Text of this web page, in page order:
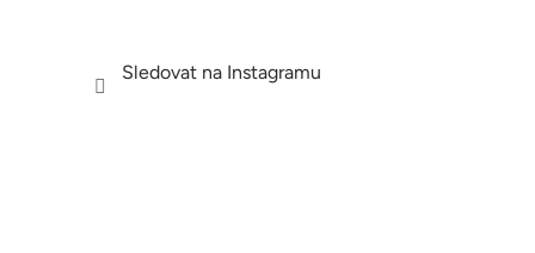
Sledovat na Instagramu